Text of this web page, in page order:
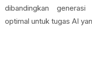
dibandingkan
optimal untuk tugas AI